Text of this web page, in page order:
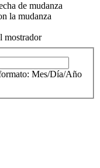
de mudanza
la mudanza
mostrador
Mes/Día/Año